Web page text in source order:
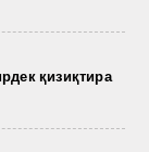
қизиқтира